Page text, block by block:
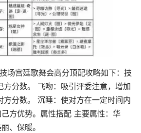
场宫廷歌舞会高分顶配攻略如下：技
方分数。 飞吻：吸引评委注意，增加
方分数。 沉睡：使对方在一定时间内
方优势。属性搭配 主要属性：华
、保暖。